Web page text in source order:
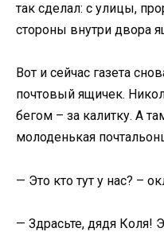
так сделал: с улицы,
стороны внутри двора
Вот и сейчас газета
почтовый ящичек.
бегом – за калитку. А
молоденькая
— Это кто тут у нас? –
— Здрасьте, дядя Коля!